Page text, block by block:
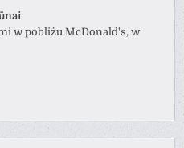
w pobliżu McDonald's, w